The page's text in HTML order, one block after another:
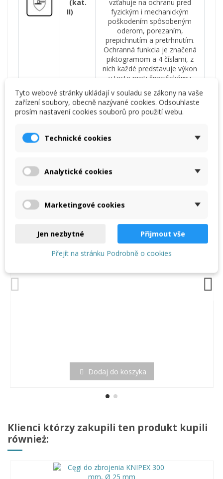
(kat.
II)
vzťahuje na ochranu pred
fyzickým i mechanickým
poškodením spôsobeným
oderom, porezaním,
prepichnutím a pretrhnutím.
Ochranná funkcia je značená
piktogramom a 4 číslami, z
nich každé predstavuje výkon
v teste proti špecifickému
31,12 €
Dodaj do koszyka
Klienci którzy zakupili ten produkt kupili
również:
Tyto webové stránky ukládají v souladu se zákony na vaše
zařízení soubory, obecně nazývané cookies. Odsouhlaste
prosím nastavení cookies souborů pro použití webu.
Technické cookies
Analytické cookies
Marketingové cookies
Jen nezbytné Přijmout vše
Přejít na stránku Podrobně o cookies